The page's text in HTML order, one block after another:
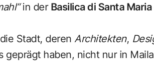
in der Basilica di Santa
Stadt, deren Architekten,
geprägt haben, nicht nur in